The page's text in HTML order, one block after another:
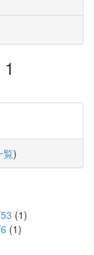
覧)
(1)
(1)